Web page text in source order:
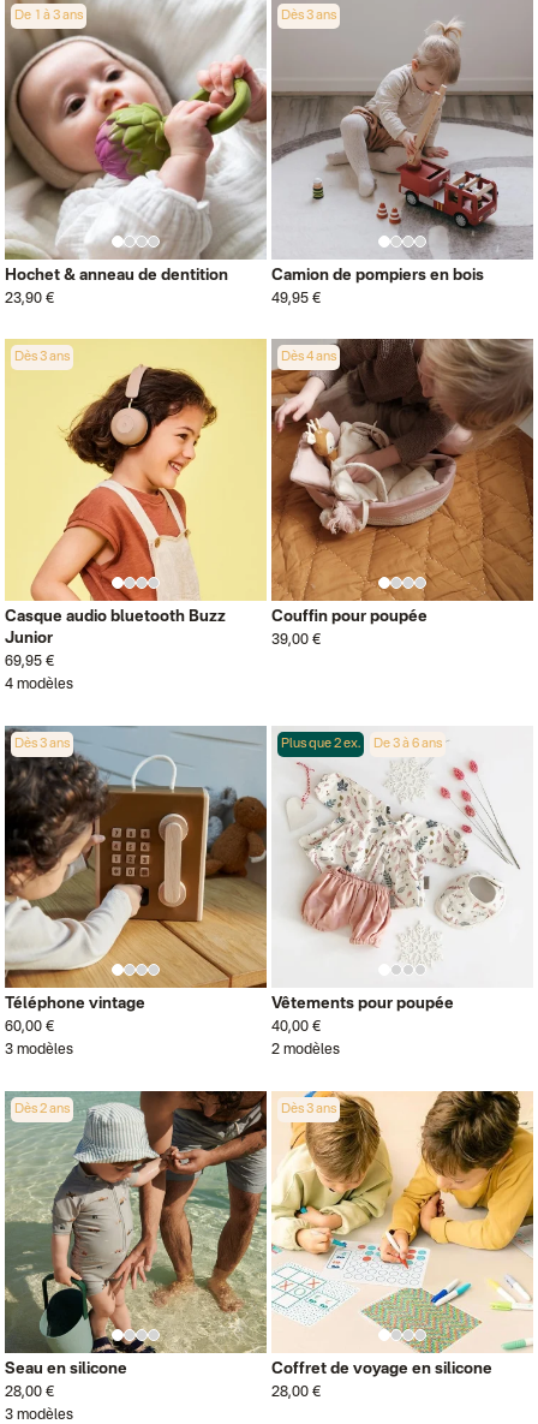
De 1 à 3 ans
Hochet & anneau de dentition
23,90 €
Dès 3 ans
Camion de pompiers en bois
49,95 €
Dès 3 ans
Casque audio bluetooth Buzz
Junior
69,95 €
4 modèles
Dès 4 ans
Couffin pour poupée
39,00 €
Dès 3 ans
Téléphone vintage
60,00 €
3 modèles
Plus que 2 ex. De 3 à 6 ans
Vêtements pour poupée
40,00 €
2 modèles
Dès 2 ans
Seau en silicone
28,00 €
3 modèles
Dès 3 ans
Coffret de voyage en silicone
28,00 €